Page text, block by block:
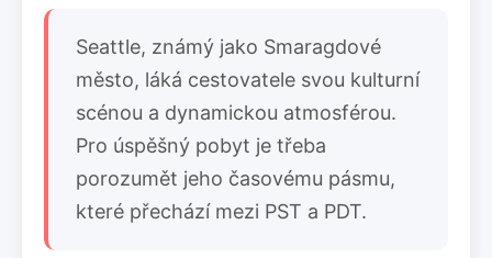
Seattle, známý jako Smaragdové
město, láká cestovatele svou kulturní
scénou a dynamickou atmosférou.
Pro úspěšný pobyt je třeba
porozumět jeho časovému pásmu,
které přechází mezi PST a PDT.